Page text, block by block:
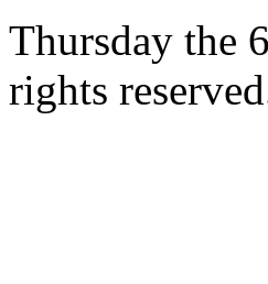
Thursday the
rights